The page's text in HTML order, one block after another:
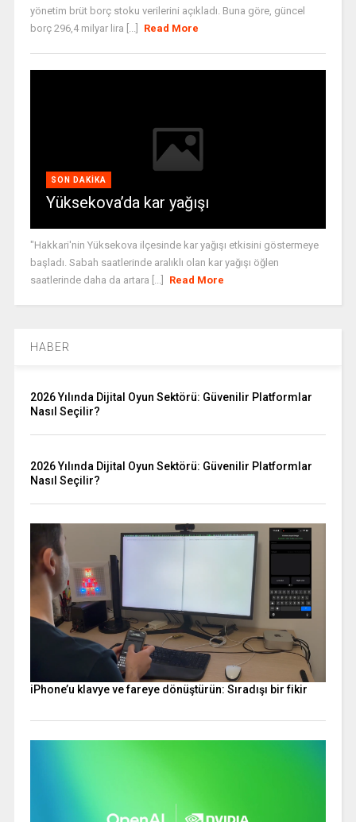
yönetim brüt borç stoku verilerini açıkladı. Buna göre, güncel
borç 296,4 milyar lira [...]
Read More
SON DAKIKA
Yüksekova’da kar yağışı
"Hakkari'nin Yüksekova ilçesinde kar yağışı etkisini göstermeye
başladı. Sabah saatlerinde aralıklı olan kar yağışı öğlen
saatlerinde daha da artara [...]
Read More
HABER
2026 Yılında Dijital Oyun Sektörü: Güvenilir Platformlar
Nasıl Seçilir?
2026 Yılında Dijital Oyun Sektörü: Güvenilir Platformlar
Nasıl Seçilir?
iPhone’u klavye ve fareye dönüştürün: Sıradışı bir fikir